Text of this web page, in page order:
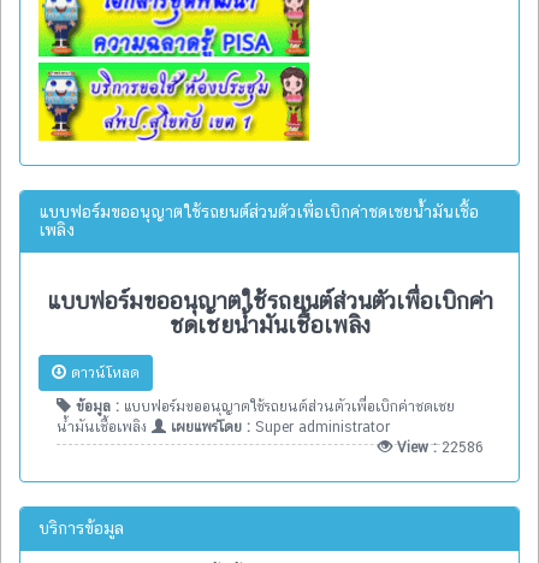
แบบฟอร์มขออนุญาตใช้รถยนต์ส่วนตัวเพื่อเบิกค่าชดเชยน้ำมันเชื้อ
เพลิง
แบบฟอร์มขออนุญาตใช้รถยนต์ส่วนตัวเพื่อเบิกค่า
ชดเชยน้ำมันเชื้อเพลิง
ดาวน์โหลด
ข้อมูล : แบบฟอร์มขออนุญาตใช้รถยนต์ส่วนตัวเพื่อเบิกค่าชดเชย
น้ำมันเชื้อเพลิง
เผยแพร่โดย : Super administrator
View :22586
บริการข้อมูล